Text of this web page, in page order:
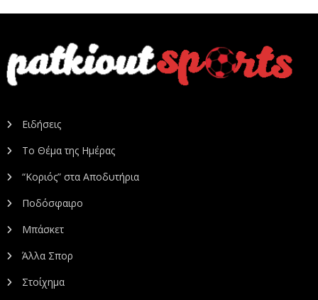
Ειδήσεις
Το Θέμα της Ημέρας
“Κοριός” στα Αποδυτήρια
Ποδόσφαιρο
Μπάσκετ
Άλλα Σπορ
Στοίχημα